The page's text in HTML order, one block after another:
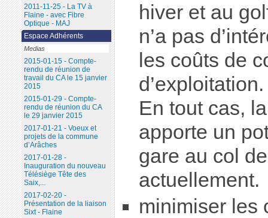
hiver et au
n’a pas
les coûts de
d’exploitation.
En tout cas,
apporte un
gare au col
actuellement.
minimiser les
2011-11-25 - La TV à
Flaine - avec Fibre
Optique - MAJ
Espace Adhérents
Medias
2015-01-15 - Compte-
rendu de réunion de
travail du CA le 15 janvier
2015
2015-01-29 - Compte-
rendu de réunion du CA
le 29 janvier 2015
2017-01-21 - Voeux et
projets de la commune
d’Arâches
2017-01-28 -
Inauguration du nouveau
Télésiège Tête des
Saix,...
2017-02-20 -
Présentation de la liaison
Sixt - Flaine